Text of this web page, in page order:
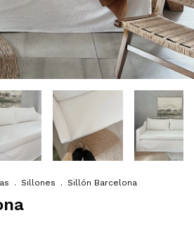
. Sillones . Sillón Barcelona